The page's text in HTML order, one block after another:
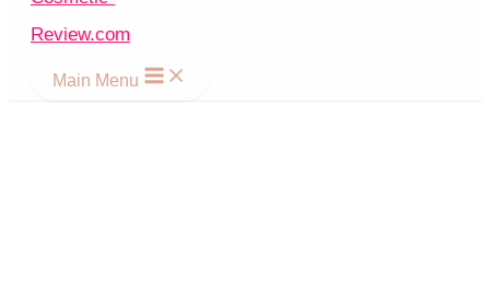
Main Menu